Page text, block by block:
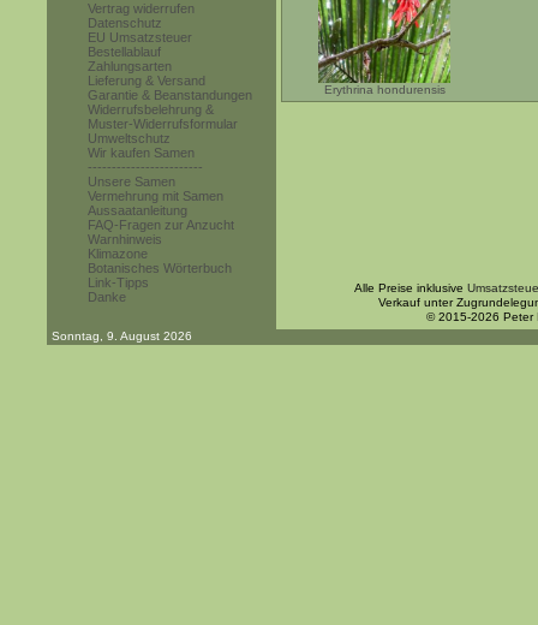
Vertrag widerrufen
Datenschutz
EU Umsatzsteuer
Bestellablauf
Zahlungsarten
Lieferung & Versand
Garantie & Beanstandungen
Widerrufsbelehrung &
Muster-Widerrufsformular
Umweltschutz
Wir kaufen Samen
------------------------
Unsere Samen
Vermehrung mit Samen
Aussaatanleitung
FAQ-Fragen zur Anzucht
Warnhinweis
Klimazone
Botanisches Wörterbuch
Link-Tipps
Danke
Erythrina hondurensis
Alle Preise inklusive
Verkauf unter
© 2015-2026 Peter
Sonntag, 9. August 2026